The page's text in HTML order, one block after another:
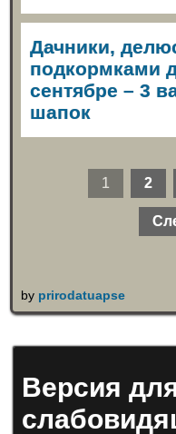
Дачники,
подкормками
сентябре – 3
шапок
1 2
by prirodatuapse
Версия